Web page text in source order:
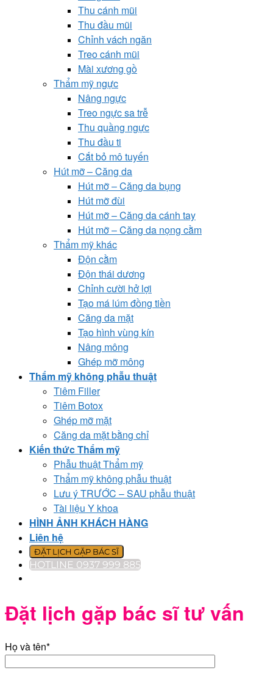
Thu cánh mũi
Thu đầu mũi
Chỉnh vách ngăn
Treo cánh mũi
Mài xương gồ
Thẩm mỹ ngực
Nâng ngực
Treo ngực sa trễ
Thu quầng ngực
Thu đầu ti
Cắt bỏ mô tuyến
Hút mỡ – Căng da
Hút mỡ – Căng da bụng
Hút mỡ đùi
Hút mỡ – Căng da cánh tay
Hút mỡ – Căng da nọng cằm
Thẩm mỹ khác
Độn cằm
Độn thái dương
Chỉnh cười hở lợi
Tạo má lúm đồng tiền
Căng da mặt
Tạo hình vùng kín
Nâng mông
Ghép mỡ mông
Thẩm mỹ không phẫu thuật
Tiêm Filler
Tiêm Botox
Ghép mỡ mặt
Căng da mặt bằng chỉ
Kiến thức Thẩm mỹ
Phẫu thuật Thẩm mỹ
Thẩm mỹ không phẫu thuật
Lưu ý TRƯỚC – SAU phẫu thuật
Tài liệu Y khoa
HÌNH ẢNH KHÁCH HÀNG
Liên hệ
ĐẶT LỊCH GẶP BÁC SĨ
HOTLINE 0937 999 885
Đặt lịch gặp bác sĩ tư vấn
Họ và tên*